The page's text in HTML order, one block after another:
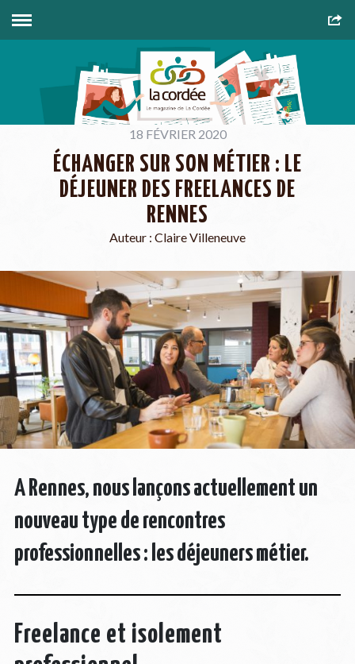
18 FÉVRIER 2020
ÉCHANGER SUR SON MÉTIER : LE
DÉJEUNER DES FREELANCES DE
RENNES
Auteur : Claire Villeneuve
A Rennes, nous lançons actuellement un
nouveau type de rencontres
professionnelles : les déjeuners métier.
Freelance et isolement